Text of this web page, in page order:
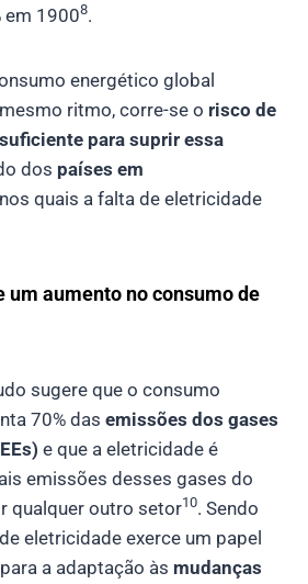
em 19008.
energético global
ritmo, corre-se o risco de
para suprir essa
dos países em
quais a falta de eletricidade
um aumento no consumo de
sugere que o consumo
70% das emissões dos gases
e que a eletricidade é
emissões desses gases do
qualquer outro setor10. Sendo
eletricidade exerce um papel
a adaptação às mudanças